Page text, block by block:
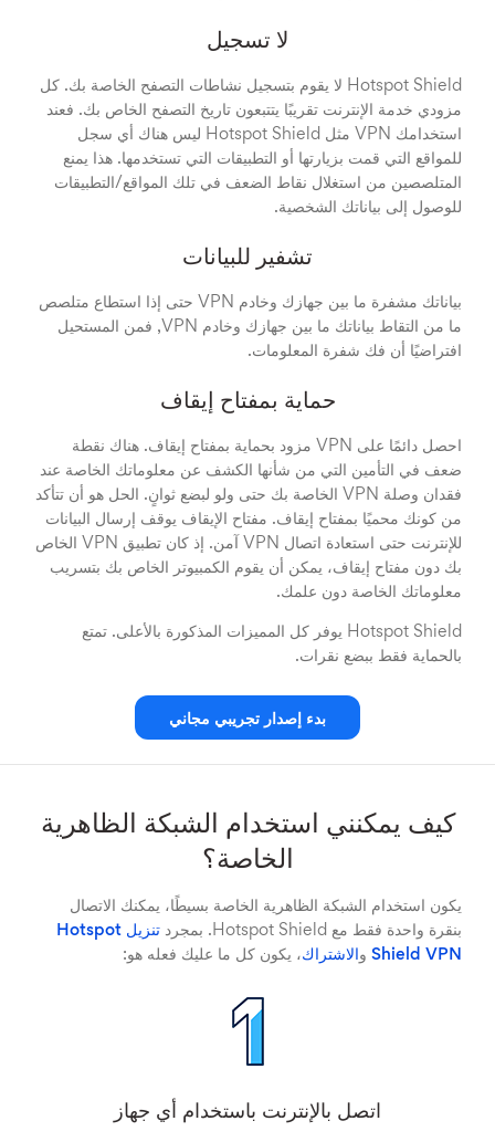
لا تسجيل
Hotspot Shield لا يقوم بتسجيل نشاطات التصفح الخاصة بك. كل
مزودي خدمة الإنترنت تقريبًا يتتبعون تاريخ التصفح الخاص بك. فعند
استخدامك VPN مثل Hotspot Shield ليس هناك أي سجل
للمواقع التي قمت بزيارتها أو التطبيقات التي تستخدمها. هذا يمنع
المتلصصين من استغلال نقاط الضعف في تلك المواقع/التطبيقات
للوصول إلى بياناتك الشخصية.
تشفير للبيانات
بياناتك مشفرة ما بين جهازك وخادم VPN حتى إذا استطاع متلصص
ما من التقاط بياناتك ما بين جهازك وخادم VPN, فمن المستحيل
افتراضيًا أن فك شفرة المعلومات.
حماية بمفتاح إيقاف
احصل دائمًا على VPN مزود بحماية بمفتاح إيقاف. هناك نقطة
ضعف في التأمين التي من شأنها الكشف عن معلوماتك الخاصة عند
فقدان وصلة VPN الخاصة بك حتى ولو لبضع ثوانٍ. الحل هو أن تتأكد
من كونك محميًا بمفتاح إيقاف. مفتاح الإيقاف يوقف إرسال البيانات
للإنترنت حتى استعادة اتصال VPN آمن. إذ كان تطبيق VPN الخاص
بك دون مفتاح إيقاف، يمكن أن يقوم الكمبيوتر الخاص بك بتسريب
معلوماتك الخاصة دون علمك.
Hotspot Shield يوفر كل المميزات المذكورة بالأعلى. تمتع
بالحماية فقط ببضع نقرات.
بدء إصدار تجريبي مجاني
كيف يمكنني استخدام الشبكة الظاهرية
الخاصة؟
يكون استخدام الشبكة الظاهرية الخاصة بسيطًا، يمكنك الاتصال
بنقرة واحدة فقط مع Hotspot Shield. بمجرد
تنزيل Hotspot
Shield VPN و الاشتراك، يكون كل ما عليك فعله هو:
اتصل بالإنترنت باستخدام أي جهاز